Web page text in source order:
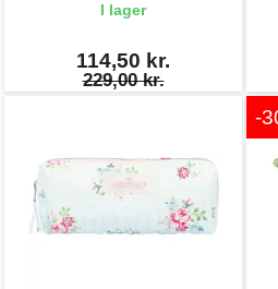
I lager
114,50 kr.
229,00 kr.
-